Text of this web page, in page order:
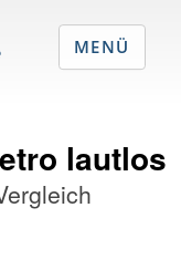
lautlos
MENÜ